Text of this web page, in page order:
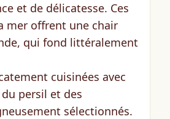
et de délicatesse. Ces
mer offrent une chair
, qui fond littéralement
cuisinées avec
persil et des
sélectionnés.